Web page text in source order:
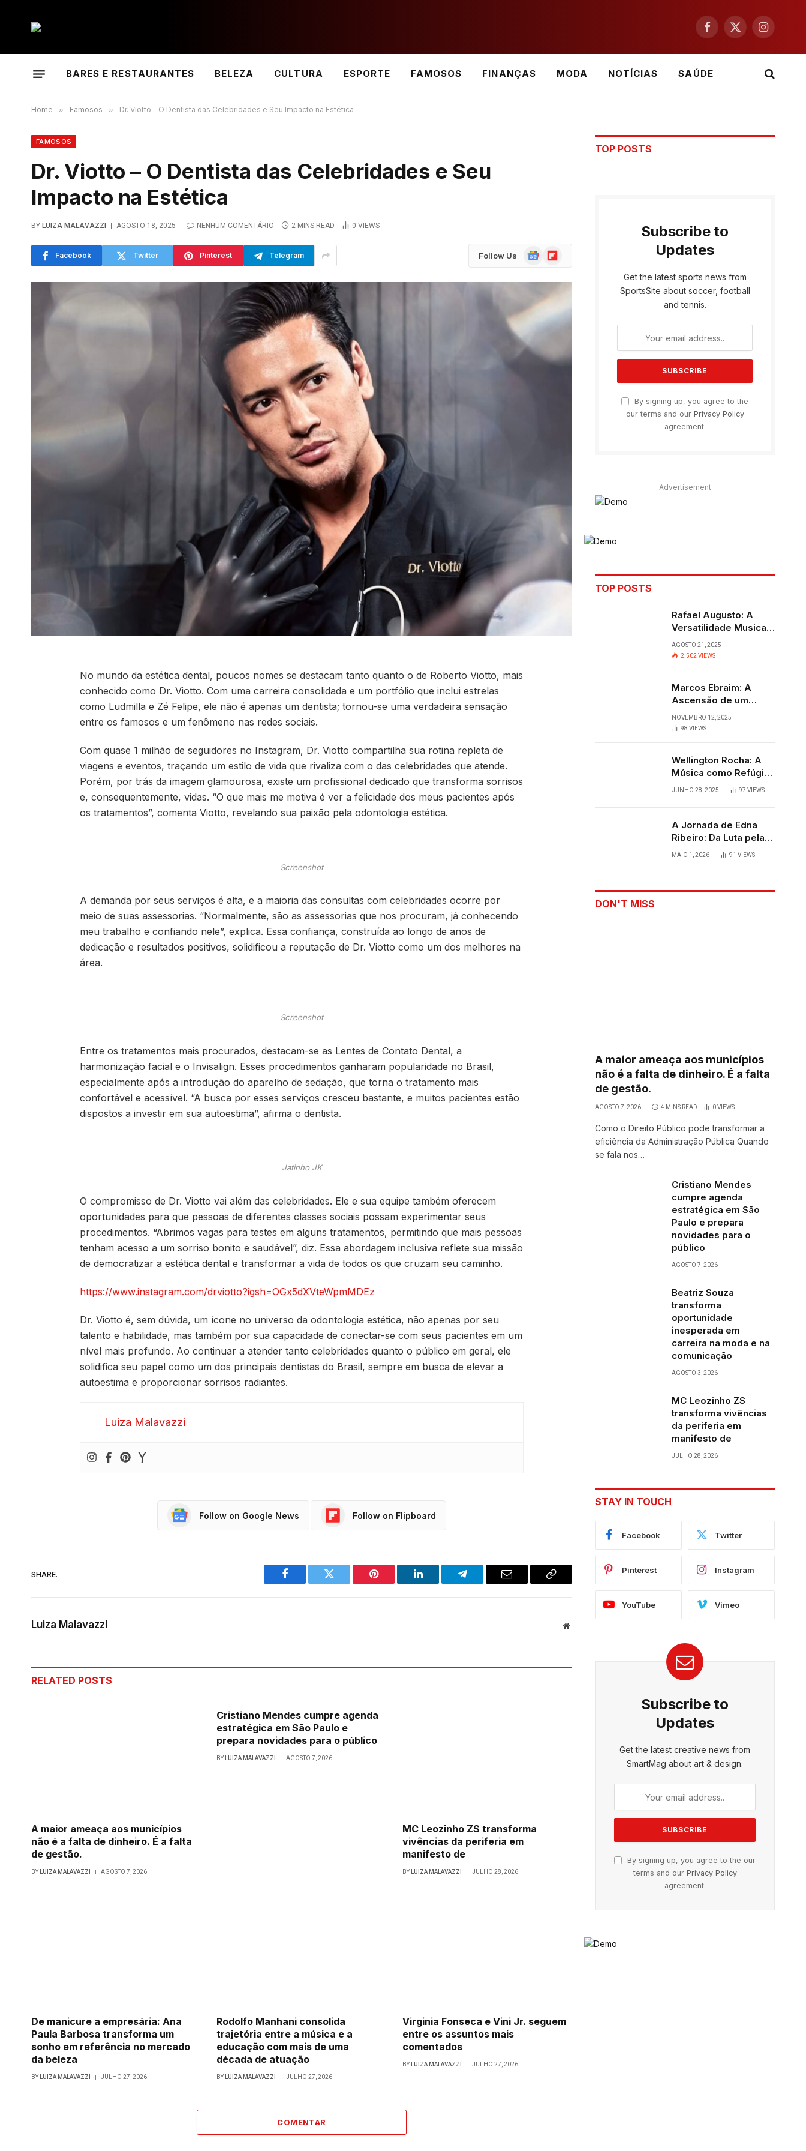
Facebook
X
Instagram
BARES E RESTAURANTES BELEZA CULTURA ESPORTE FAMOSOS FINANÇAS MODA NOTÍCIAS SAÚDE
Home » Famosos » Dr. Viotto – O Dentista das Celebridades e Seu Impacto na Estética
FAMOSOS
Dr. Viotto – O Dentista das Celebridades e Seu
Impacto na Estética
BY LUIZA MALAVAZZI AGOSTO 18, 2025 NENHUM COMENTÁRIO 2 MINS READ 0 VIEWS
Facebook Twitter Pinterest Telegram Follow Us
GoogleFlipboard
No mundo da estética dental, poucos nomes se destacam tanto quanto o de Roberto Viotto, mais
conhecido como Dr. Viotto. Com uma carreira consolidada e um portfólio que inclui estrelas
como Ludmilla e Zé Felipe, ele não é apenas um dentista; tornou-se uma verdadeira sensação
entre os famosos e um fenômeno nas redes sociais.
Com quase 1 milhão de seguidores no Instagram, Dr. Viotto compartilha sua rotina repleta de
viagens e eventos, traçando um estilo de vida que rivaliza com o das celebridades que atende.
Porém, por trás da imagem glamourosa, existe um profissional dedicado que transforma sorrisos
e, consequentemente, vidas. “O que mais me motiva é ver a felicidade dos meus pacientes após
os tratamentos”, comenta Viotto, revelando sua paixão pela odontologia estética.
Screenshot
A demanda por seus serviços é alta, e a maioria das consultas com celebridades ocorre por
meio de suas assessorias. “Normalmente, são as assessorias que nos procuram, já conhecendo
meu trabalho e confiando nele”, explica. Essa confiança, construída ao longo de anos de
dedicação e resultados positivos, solidificou a reputação de Dr. Viotto como um dos melhores na
área.
Screenshot
Entre os tratamentos mais procurados, destacam-se as Lentes de Contato Dental, a
harmonização facial e o Invisalign. Esses procedimentos ganharam popularidade no Brasil,
especialmente após a introdução do aparelho de sedação, que torna o tratamento mais
confortável e acessível. “A busca por esses serviços cresceu bastante, e muitos pacientes estão
dispostos a investir em sua autoestima”, afirma o dentista.
Jatinho JK
O compromisso de Dr. Viotto vai além das celebridades. Ele e sua equipe também oferecem
oportunidades para que pessoas de diferentes classes sociais possam experimentar seus
procedimentos. “Abrimos vagas para testes em alguns tratamentos, permitindo que mais pessoas
tenham acesso a um sorriso bonito e saudável”, diz. Essa abordagem inclusiva reflete sua missão
de democratizar a estética dental e transformar a vida de todos os que cruzam seu caminho.
https://www.instagram.com/drviotto?igsh=OGx5dXVteWpmMDEz
Dr. Viotto é, sem dúvida, um ícone no universo da odontologia estética, não apenas por seu
talento e habilidade, mas também por sua capacidade de conectar-se com seus pacientes em um
nível mais profundo. Ao continuar a atender tanto celebridades quanto o público em geral, ele
solidifica seu papel como um dos principais dentistas do Brasil, sempre em busca de elevar a
autoestima e proporcionar sorrisos radiantes.
Luiza Malavazzi
Follow on Google News Follow on Flipboard
SHARE.
Facebook Twitter Pinterest LinkedIn Telegram Email
Copy
Luiza Malavazzi Website
RELATED POSTS
A maior ameaça aos municípios
não é a falta de dinheiro. É a falta
de gestão.
BY LUIZA MALAVAZZI AGOSTO 7, 2026
Cristiano Mendes cumpre agenda
estratégica em São Paulo e
prepara novidades para o público
BY LUIZA MALAVAZZI AGOSTO 7, 2026
MC Leozinho ZS transforma
vivências da periferia em
manifesto de
BY LUIZA MALAVAZZI JULHO 28, 2026
De manicure a empresária: Ana
Paula Barbosa transforma um
sonho em referência no mercado
da beleza
BY LUIZA MALAVAZZI JULHO 27, 2026
Rodolfo Manhani consolida
trajetória entre a música e a
educação com mais de uma
década de atuação
BY LUIZA MALAVAZZI JULHO 27, 2026
Virginia Fonseca e Vini Jr. seguem
entre os assuntos mais
comentados
BY LUIZA MALAVAZZI JULHO 27, 2026
COMENTAR
TOP POSTS
Subscribe to
Updates
Get the latest sports news from
SportsSite about soccer, football
and tennis.
By signing up, you agree to the
our terms and our Privacy Policy
agreement.
Advertisement
TOP POSTS
Rafael Augusto: A
Versatilidade Musical
que Transcende
Fronteiras
AGOSTO 21, 2025
2.502 VIEWS
Marcos Ebraim: A
Ascensão de um
Jovem Talento do
Sertanejo
NOVEMBRO 12, 2025
98 VIEWS
Wellington Rocha: A
Música como Refúgio
e Alegria em
JUNHO 28, 2025 97 VIEWS
A Jornada de Edna
Ribeiro: Da Luta pela
Sobrevivência ao
MAIO 1, 2026 91 VIEWS
DON'T MISS
A maior ameaça aos municípios
não é a falta de dinheiro. É a falta
de gestão.
AGOSTO 7, 2026 4 MINS READ 0VIEWS
Como o Direito Público pode transformar a
eficiência da Administração Pública Quando
se fala nos…
Cristiano Mendes
cumpre agenda
estratégica em São
Paulo e prepara
novidades para o
público
AGOSTO 7, 2026
Beatriz Souza
transforma
oportunidade
inesperada em
carreira na moda e na
comunicação
AGOSTO 3, 2026
MC Leozinho ZS
transforma vivências
da periferia em
manifesto de
JULHO 28, 2026
STAY IN TOUCH
Facebook Twitter
Pinterest Instagram
YouTube Vimeo
Subscribe to
Updates
Get the latest creative news from
SmartMag about art & design.
By signing up, you agree to the our
terms and our Privacy Policy
agreement.